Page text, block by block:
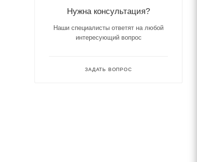
Нужна консультация?
Наши специалисты ответят на любой
интересующий вопрос
ЗАДАТЬ ВОПРОС